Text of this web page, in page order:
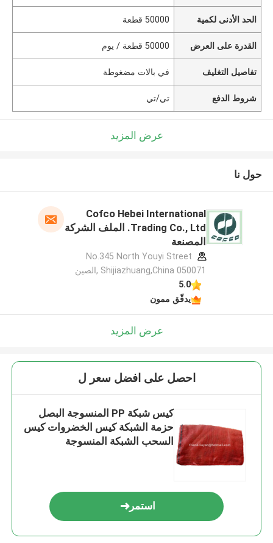
الحد الأدنى لكمية 50000 قطعة
القدرة على العرض 50000 قطعة / يوم
تفاصيل التغليف في بالات مضغوطة
شروط الدفع تي/تي
عرض المزيد
حول نا
Cofco Hebei International
Trading Co., Ltd. الملف الشركة
المصنعة
No.345 North Youyi Street
Shijiazhuang,China 050071 ,الصين
5.0
يدقّق ممون
عرض المزيد
احصل على افضل سعر ل
كيس شبكة PP المنسوجة البصل
حزمة الشبكة كيس الخضروات كيس
السحب الشبكة المنسوجة
استمر